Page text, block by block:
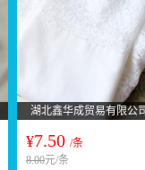
湖北鑫华成贸易有限公
¥7.50 /条
8.00元/条